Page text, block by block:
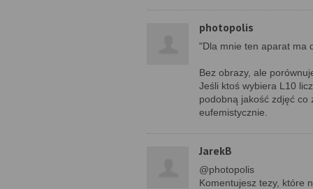
photopolis
"Dla mnie ten aparat ma
Bez obrazy, ale
Jeśli ktoś wybiera L10
podobną jakość zdjęć co
eufemistycznie.
JarekB
@photopolis
Komentujesz tezy, które